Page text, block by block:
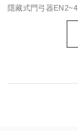
隱藏式門弓器EN2~4
門寬最大1100mm